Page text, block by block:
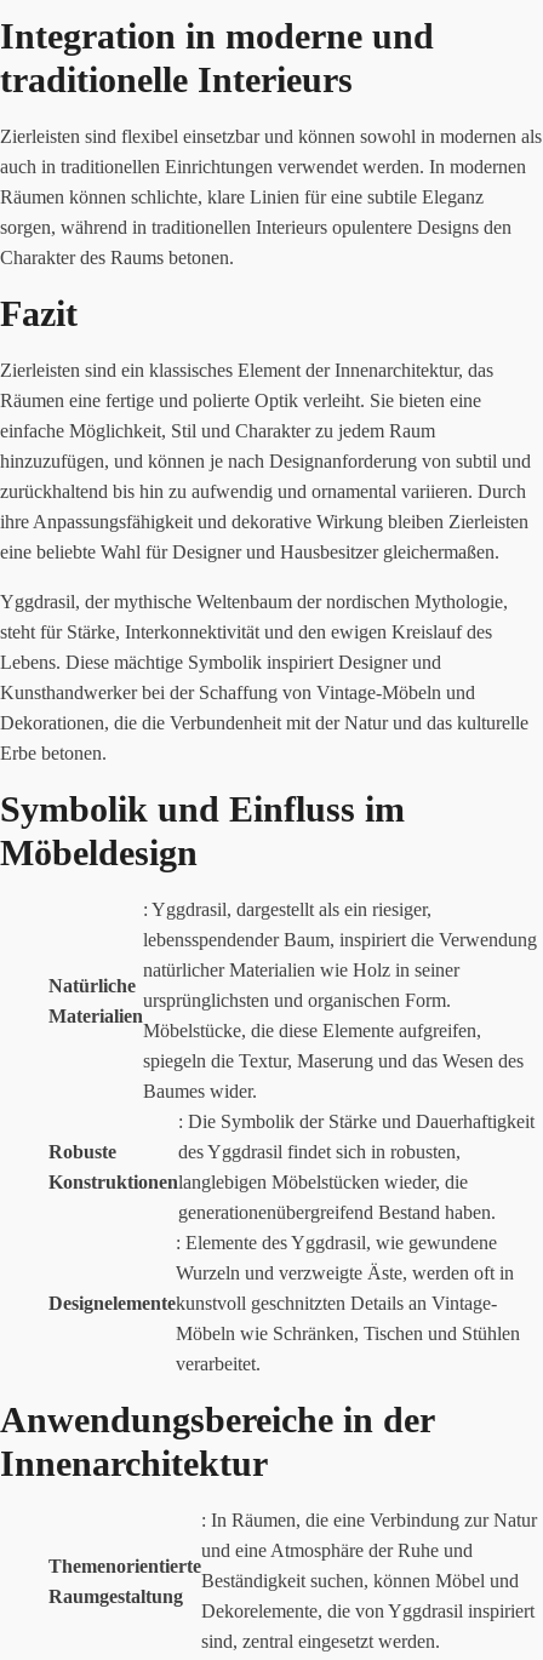
Integration in moderne und
traditionelle Interieurs
Zierleisten sind flexibel einsetzbar und können sowohl in modernen als
auch in traditionellen Einrichtungen verwendet werden. In modernen
Räumen können schlichte, klare Linien für eine subtile Eleganz
sorgen, während in traditionellen Interieurs opulentere Designs den
Charakter des Raums betonen.
Fazit
Zierleisten sind ein klassisches Element der Innenarchitektur, das
Räumen eine fertige und polierte Optik verleiht. Sie bieten eine
einfache Möglichkeit, Stil und Charakter zu jedem Raum
hinzuzufügen, und können je nach Designanforderung von subtil und
zurückhaltend bis hin zu aufwendig und ornamental variieren. Durch
ihre Anpassungsfähigkeit und dekorative Wirkung bleiben Zierleisten
eine beliebte Wahl für Designer und Hausbesitzer gleichermaßen.
Yggdrasil, der mythische Weltenbaum der nordischen Mythologie,
steht für Stärke, Interkonnektivität und den ewigen Kreislauf des
Lebens. Diese mächtige Symbolik inspiriert Designer und
Kunsthandwerker bei der Schaffung von Vintage-Möbeln und
Dekorationen, die die Verbundenheit mit der Natur und das kulturelle
Erbe betonen.
Symbolik und Einfluss im
Möbeldesign
Natürliche
Materialien
: Yggdrasil, dargestellt als ein riesiger,
lebensspendender Baum, inspiriert die Verwendung
natürlicher Materialien wie Holz in seiner
ursprünglichsten und organischen Form.
Möbelstücke, die diese Elemente aufgreifen,
spiegeln die Textur, Maserung und das Wesen des
Baumes wider.
Robuste
Konstruktionen
: Die Symbolik der Stärke und Dauerhaftigkeit
des Yggdrasil findet sich in robusten,
langlebigen Möbelstücken wieder, die
generationenübergreifend Bestand haben.
Designelemente
: Elemente des Yggdrasil, wie gewundene
Wurzeln und verzweigte Äste, werden oft in
kunstvoll geschnitzten Details an Vintage-
Möbeln wie Schränken, Tischen und Stühlen
verarbeitet.
Anwendungsbereiche in der
Innenarchitektur
Themenorientierte
Raumgestaltung
: In Räumen, die eine Verbindung zur Natur
und eine Atmosphäre der Ruhe und
Beständigkeit suchen, können Möbel und
Dekorelemente, die von Yggdrasil inspiriert
sind, zentral eingesetzt werden.